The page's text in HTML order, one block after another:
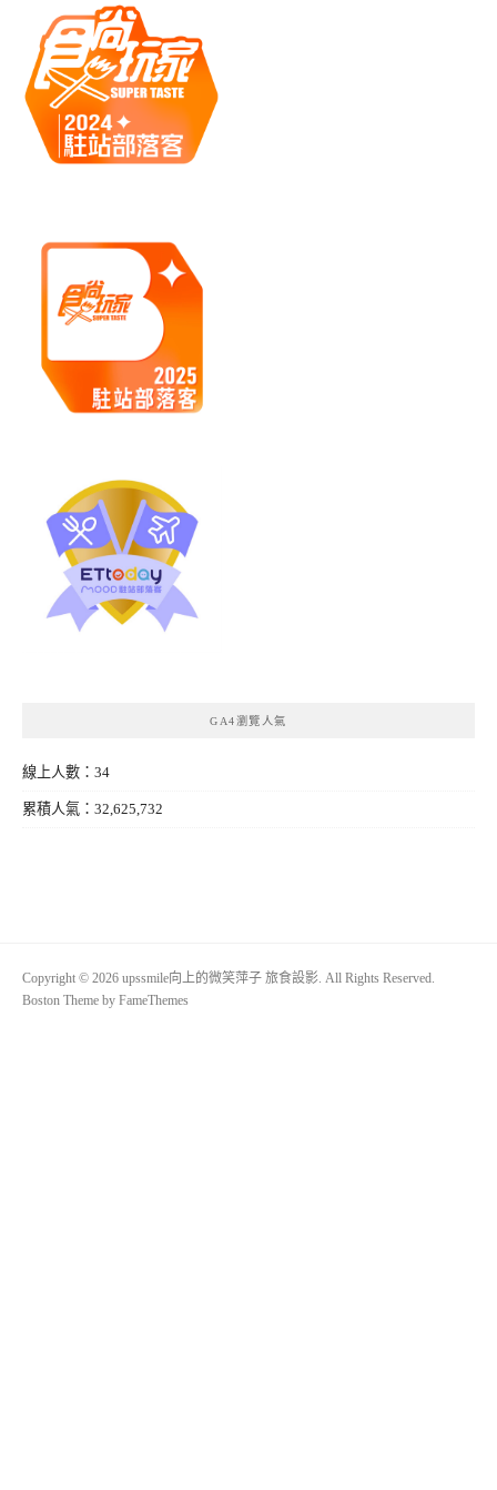
GA4瀏覽人氣
線上人數：34
累積人氣：32,625,732
Copyright © 2026 upssmile向上的微笑萍子 旅食設影. All Rights Reserved.
Boston Theme by FameThemes